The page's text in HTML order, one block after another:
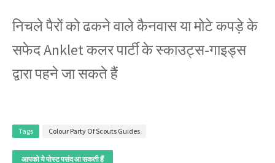
निचले पैरों को ढकने वाले कैनवास या मोटे कपड़े के
सफेद Anklet कलर पार्टी के स्काउट्स-गाइड्स
द्वारा पहने जा सकते हैं
Tags Colour Party Of Scouts Guides
आपको ये पोस्ट पसंद आ सकती हैं